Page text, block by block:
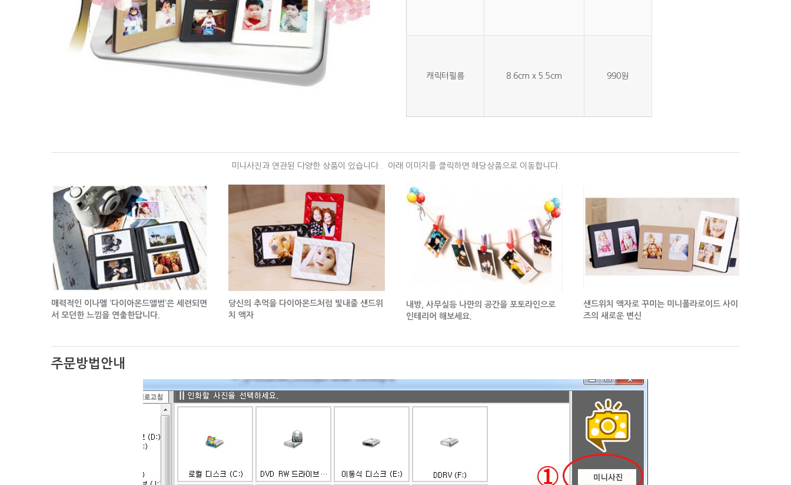
캐릭터필름 8.6cm x 5.5cm 990원
미니사진과 연관된 다양한 상품이 있습니다.. 아래 이미지를 클릭하면 해당상품으로 이동합니다.
매력적인 이나멜 ‘다이아몬드앨범’은 세련되면
서 모던한 느낌을 연출한답니다.
당신의 추억을 다이아몬드처럼 빛내줄샌드위
치 액자
내방, 사무실등 나만의 공간을 포토라인으로
인테리어 해보세요.
샌드위치 액자로 꾸미는 미니폴라로이드 사이
즈의 새로운 변신
주문방법안내